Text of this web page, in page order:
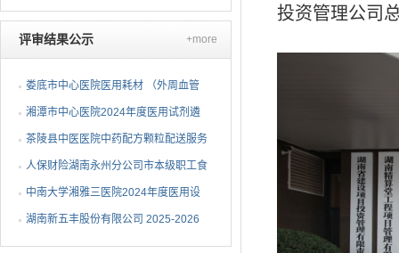
投资管理公司
标】招标公告
评审结果公示 +more
娄底市中心医院医用耗材 （外周血管
介入耗材）遴选项目中...
湘潭市中心医院2024年度医用试剂遴
选项目（第三次）中选候...
茶陵县中医医院中药配方颗粒配送服务
项目中标（成交）公告
人保财险湖南永州分公司市本级职工食
堂维修改造采购项目成...
中南大学湘雅三医院2024年度医用设
备（C-6）包二中标公告
湖南新五丰股份有限公司 2025-2026
年度塑料包装袋采购项...